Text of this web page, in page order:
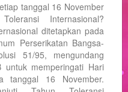
tanggal 16 November
Internasional?
ditetapkan pada
Perserikatan Bangsa-
51/95, mengundang
untuk memperingati Hari
tanggal 16 November.